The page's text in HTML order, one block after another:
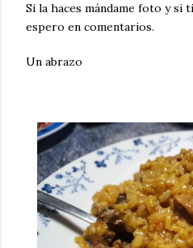
Si la haces mándame foto y si
espero en comentarios.
Un abrazo